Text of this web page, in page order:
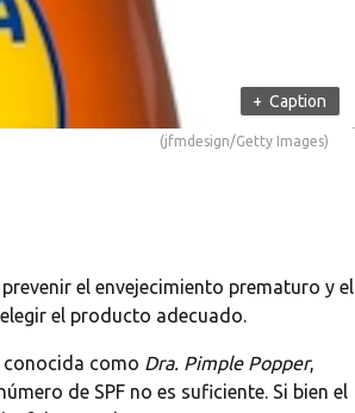
+ Caption
(jfmdesign/Getty Images)
el envejecimiento prematuro y el
el producto adecuado.
conocida como Dra. Pimple Popper,
de SPF no es suficiente. Si bien el